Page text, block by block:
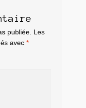
publiée. Les
avec *